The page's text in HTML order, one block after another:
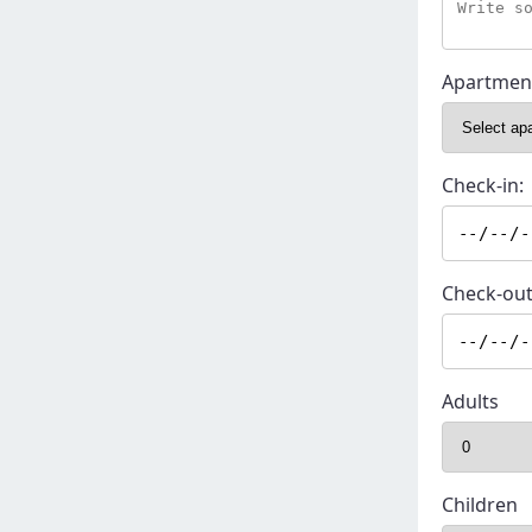
Check-in:
Check-
Adults
Children